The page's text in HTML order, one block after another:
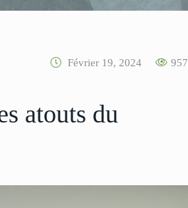
Février 19, 2024 957
atouts du